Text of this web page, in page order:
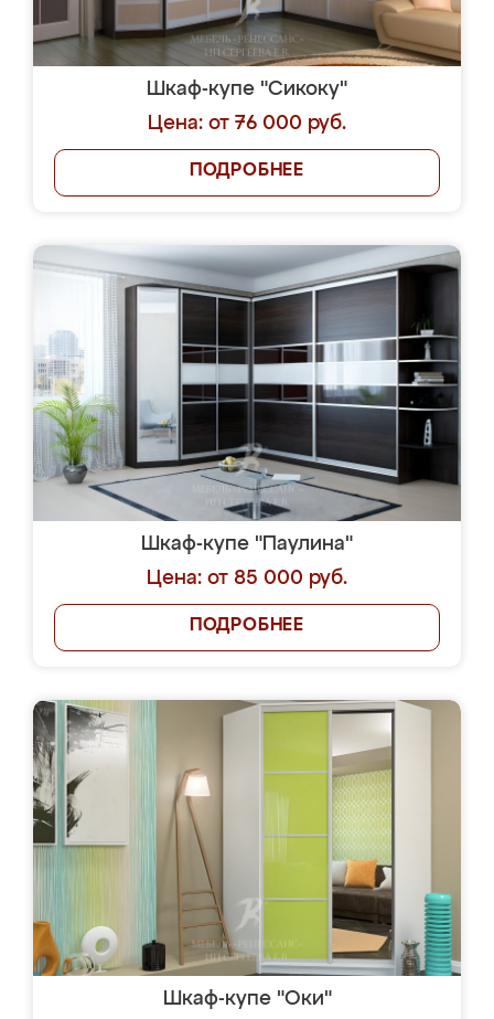
Шкаф-купе "Сикоку"
Цена: от 76 000 руб.
ПОДРОБНЕЕ
Шкаф-купе "Паулина"
Цена: от 85 000 руб.
ПОДРОБНЕЕ
Шкаф-купе "Оки"